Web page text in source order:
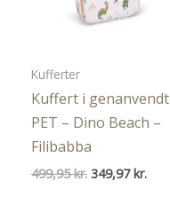
Kufferter
Kuffert i genanvendt
PET – Dino Beach –
Filibabba
499,95kr. Den
349,97 kr.Den